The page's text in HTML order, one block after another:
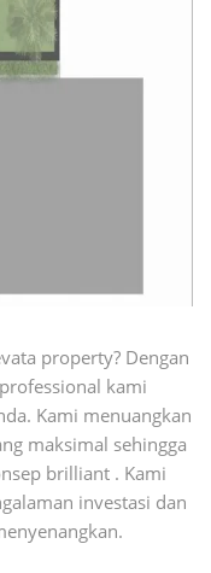
property? Dengan
kami
Kami menuangkan
maksimal sehingga
brilliant . Kami
investasi dan